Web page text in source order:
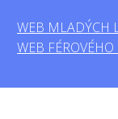
WEB MLADÝCH
WEB FÉROVÉHO